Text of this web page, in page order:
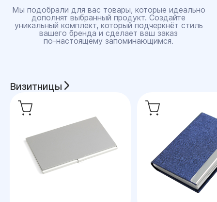
Мы подобрали для вас товары, которые идеально
дополнят выбранный продукт. Создайте
уникальный комплект, который подчеркнёт стиль
вашего бренда и сделает ваш заказ
по‑настоящему запоминающимся.
Визитницы